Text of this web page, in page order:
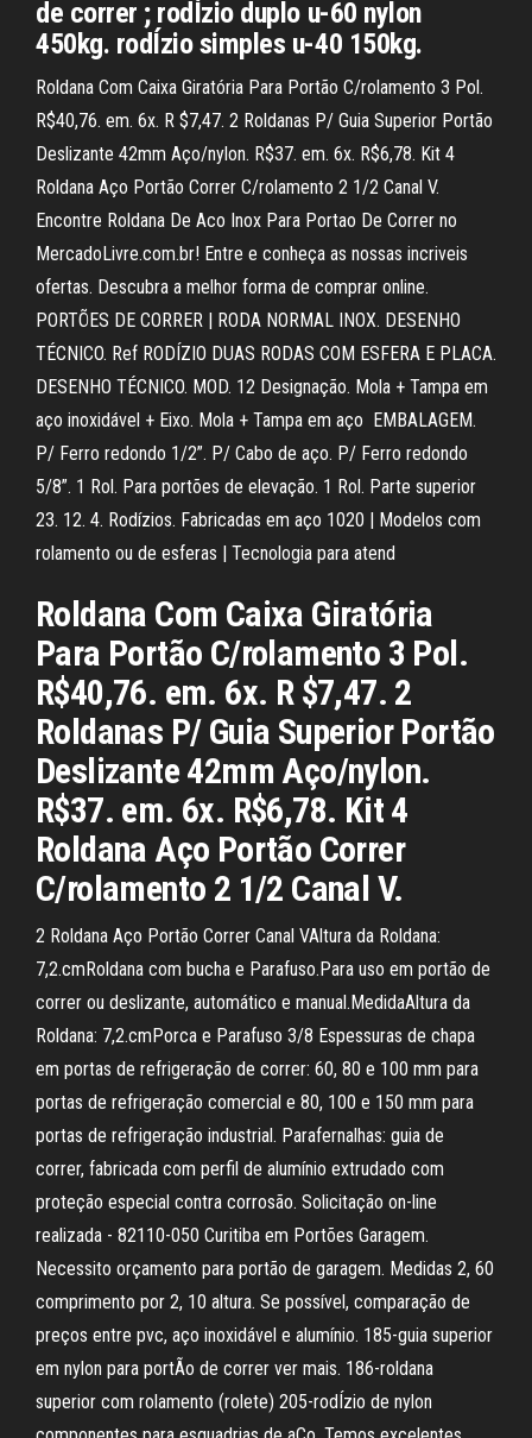
de correr ; rodÍzio duplo u-60 nylon
450kg. rodÍzio simples u-40 150kg.
Roldana Com Caixa Giratória Para Portão C/rolamento 3 Pol.
R$40,76. em. 6x. R $7,47. 2 Roldanas P/ Guia Superior Portão
Deslizante 42mm Aço/nylon. R$37. em. 6x. R$6,78. Kit 4
Roldana Aço Portão Correr C/rolamento 2 1/2 Canal V.
Encontre Roldana De Aco Inox Para Portao De Correr no
MercadoLivre.com.br! Entre e conheça as nossas incriveis
ofertas. Descubra a melhor forma de comprar online.
PORTÕES DE CORRER | RODA NORMAL INOX. DESENHO
TÉCNICO. Ref RODÍZIO DUAS RODAS COM ESFERA E PLACA.
DESENHO TÉCNICO. MOD. 12 Designação. Mola + Tampa em
aço inoxidável + Eixo. Mola + Tampa em aço EMBALAGEM.
P/ Ferro redondo 1/2”. P/ Cabo de aço. P/ Ferro redondo
5/8”. 1 Rol. Para portões de elevação. 1 Rol. Parte superior
23. 12. 4. Rodízios. Fabricadas em aço 1020 | Modelos com
rolamento ou de esferas | Tecnologia para atend
Roldana Com Caixa Giratória
Para Portão C/rolamento 3 Pol.
R$40,76. em. 6x. R $7,47. 2
Roldanas P/ Guia Superior Portão
Deslizante 42mm Aço/nylon.
R$37. em. 6x. R$6,78. Kit 4
Roldana Aço Portão Correr
C/rolamento 2 1/2 Canal V.
2 Roldana Aço Portão Correr Canal VAltura da Roldana:
7,2.cmRoldana com bucha e Parafuso.Para uso em portão de
correr ou deslizante, automático e manual.MedidaAltura da
Roldana: 7,2.cmPorca e Parafuso 3/8 Espessuras de chapa
em portas de refrigeração de correr: 60, 80 e 100 mm para
portas de refrigeração comercial e 80, 100 e 150 mm para
portas de refrigeração industrial. Parafernalhas: guia de
correr, fabricada com perfil de alumínio extrudado com
proteção especial contra corrosão. Solicitação on-line
realizada - 82110-050 Curitiba em Portões Garagem.
Necessito orçamento para portão de garagem. Medidas 2, 60
comprimento por 2, 10 altura. Se possível, comparação de
preços entre pvc, aço inoxidável e alumínio. 185-guia superior
em nylon para portÃo de correr ver mais. 186-roldana
superior com rolamento (rolete) 205-rodÍzio de nylon